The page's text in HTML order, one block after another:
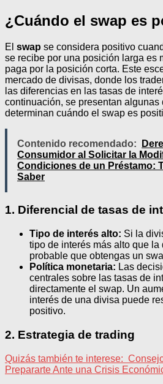
¿Cuándo el swap es
El swap se considera positivo
se recibe por una posición larga es
paga por la posición corta. Este
mercado de divisas, donde los
las diferencias en las tasas de
continuación, se presentan
determinan cuándo el swap es
Contenido recomendado:
Consumidor al Solicitar la
Condiciones de un Préstamo:
Saber
1. Diferencial de tasas de
Tipo de interés alto: Si la
tipo de interés más alto que
probable que obtengas un
Política monetaria: Las
centrales sobre las tasas de
directamente el swap. Un
interés de una divisa puede
positivo.
2. Estrategia de trading
Quizás también te interese:
Prepararte Ante una Crisis